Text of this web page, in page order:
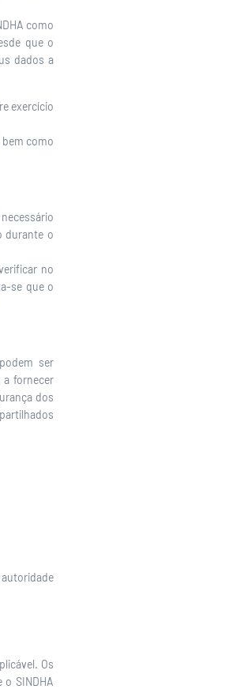
como
que o
dados a
exercício
bem como
durante o
no
se que o
ser
a fornecer
dos
Os
SINDHA